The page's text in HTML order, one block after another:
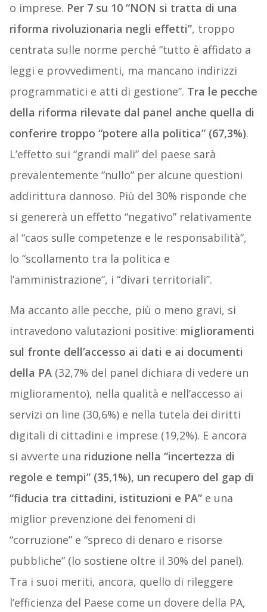
o imprese. Per 7 su 10 “NON si tratta di una
riforma rivoluzionaria negli effetti”, troppo
centrata sulle norme perché “tutto è affidato a
leggi e provvedimenti, ma mancano indirizzi
programmatici e atti di gestione”. Tra le pecche
della riforma rilevate dal panel anche quella di
conferire troppo “potere alla politica” (67,3%).
L’effetto sui “grandi mali” del paese sarà
prevalentemente “nullo” per alcune questioni
addirittura dannoso. Più del 30% risponde che
si genererà un effetto “negativo” relativamente
al “caos sulle competenze e le responsabilità”,
lo “scollamento tra la politica e
l’amministrazione”, i “divari territoriali”.
Ma accanto alle pecche, più o meno gravi, si
intravedono valutazioni positive: miglioramenti
sul fronte dell’accesso ai dati e ai documenti
della PA(32,7% del panel dichiara di vedere un
miglioramento), nella qualità e nell’accesso ai
servizi on line (30,6%) e nella tutela dei diritti
digitali di cittadini e imprese (19,2%). E ancora
si avverte una riduzione nella “incertezza di
regole e tempi” (35,1%), un recupero del gap di
“fiducia tra cittadini, istituzioni e PA” e una
miglior prevenzione dei fenomeni di
“corruzione” e “spreco di denaro e risorse
pubbliche” (lo sostiene oltre il 30% del panel).
Tra i suoi meriti, ancora, quello di rileggere
l’efficienza del Paese come un dovere della PA,